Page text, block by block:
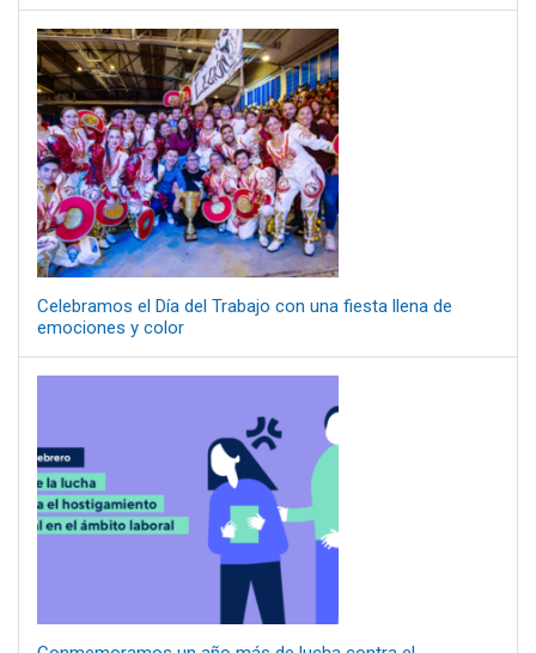
Celebramos el Día del Trabajo con una fiesta llena de
emociones y color